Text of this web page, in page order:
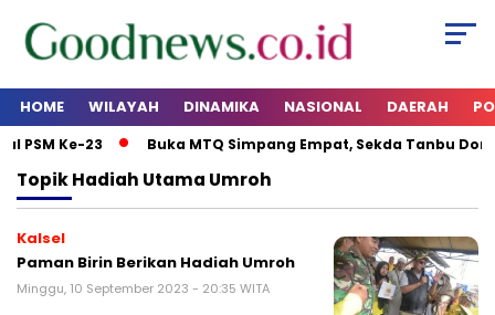
HOME WILAYAH DINAMIKA NASIONAL DAERAH
PSM Ke-23 Buka MTQ Simpang Empat, Sekda Tanbu
TopikHadiah Utama Umroh
Kalsel
Paman Birin Berikan Hadiah Umroh
Minggu, 10 September 2023 - 20:35 WITA